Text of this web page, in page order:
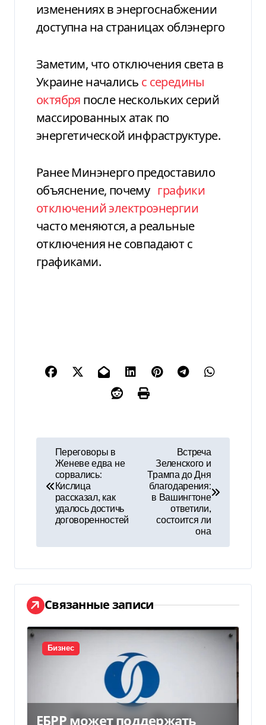
изменениях в энергоснабжении
доступна на страницах облэнерго
Заметим, что отключения света в
Украине начались с середины
октября после нескольких серий
массированных атак по
энергетической инфраструктуре.
Ранее Минэнерго предоставило
объяснение, почему графики
отключений электроэнергии
часто меняются, а реальные
отключения не совпадают с
графиками.
г
а
ц
и
я
з
Переговоры в
Женеве едва не
сорвались:
Кислица
рассказал, как
удалось достичь
договоренностей
Встреча
Зеленского и
Трампа до Дня
благодарения:
в Вашингтоне
ответили,
состоится ли
она
Связанные записи
Бизнес
ЕБРР может поддержать